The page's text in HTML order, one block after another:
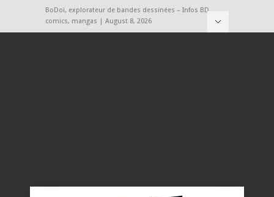
BoDoï, explorateur de bandes dessinées – Infos BD,
comics, mangas | August 8, 2026